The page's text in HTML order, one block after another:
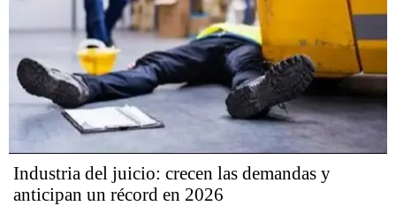
Industria del juicio: crecen las demandas y
anticipan un récord en 2026